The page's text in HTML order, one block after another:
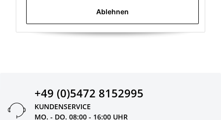
+49 (0)5472 8152995
KUNDENSERVICE
MO. - DO. 08:00 - 16:00 UHR
Ablehnen